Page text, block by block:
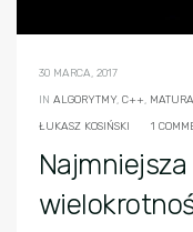
30 MARCA, 2017
IN ALGORYTMY, C++,
ŁUKASZ KOSIŃSKI
1